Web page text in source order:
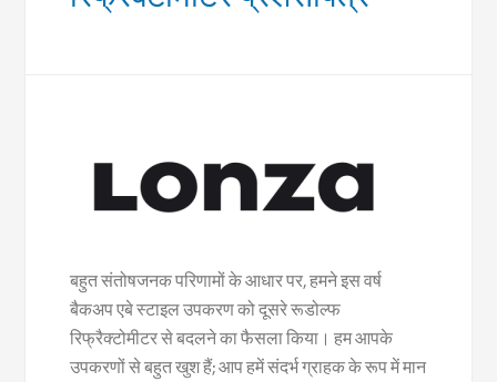
बहुत संतोषजनक परिणामों के आधार पर, हमने इस वर्ष
बैकअप एबे स्टाइल उपकरण को दूसरे रूडोल्फ
रिफ्रैक्टोमीटर से बदलने का फैसला किया। हम आपके
उपकरणों से बहुत खुश हैं; आप हमें संदर्भ ग्राहक के रूप में मान